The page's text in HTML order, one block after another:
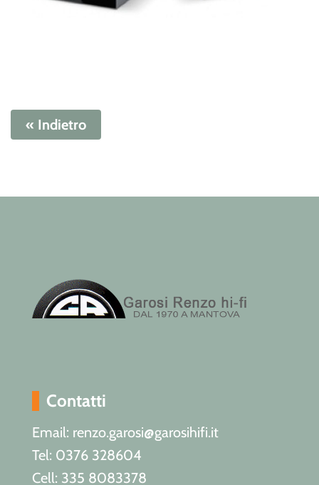
« Indietro
Contatti
Email: renzo.garosi@garosihifi.it
Tel: 0376 328604
Cell: 335 8083378